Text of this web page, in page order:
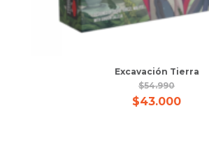
Excavación Tierra
$54.990
$43.000